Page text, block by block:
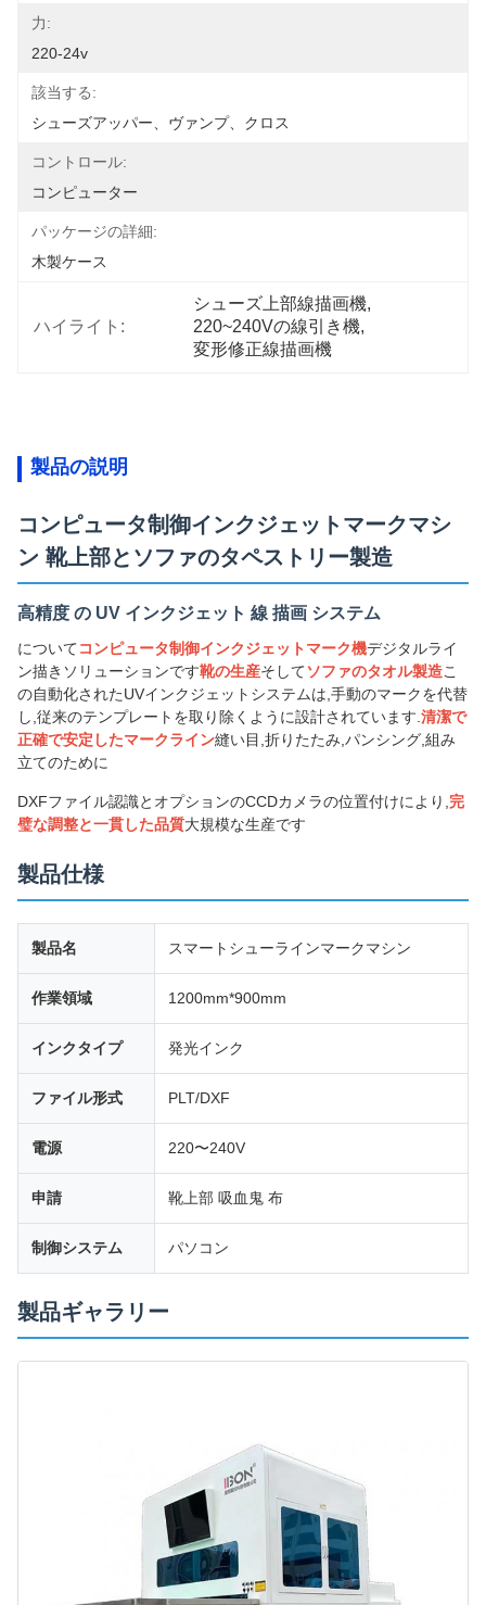
力:
220-24v
該当する:
シューズアッパー、ヴァンプ、クロス
コントロール:
コンピューター
パッケージの詳細:
木製ケース
ハイライト:
シューズ上部線描画機,
220~240Vの線引き機,
変形修正線描画機
製品の説明
コンピュータ制御インクジェットマークマシ
ン 靴上部とソファのタペストリー製造
高精度 の UV インクジェット 線 描画 システム
についてコンピュータ制御インクジェットマーク機デジタルライ
ン描きソリューションです靴の生産そしてソファのタオル製造こ
の自動化されたUVインクジェットシステムは,手動のマークを代替
し,従来のテンプレートを取り除くように設計されています. 清潔で
正確で安定したマークライン縫い目,折りたたみ,パンシング,組み
立てのために
DXFファイル認識とオプションのCCDカメラの位置付けにより, 完
璧な調整と一貫した品質大規模な生産です
製品仕様
製品名 スマートシューラインマークマシン
作業領域 1200mm*900mm
インクタイプ 発光インク
ファイル形式 PLT/DXF
電源 220〜240V
申請 靴上部 吸血鬼 布
制御システム パソコン
製品ギャラリー